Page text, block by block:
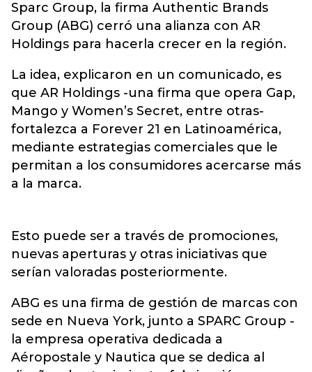
Sparc Group, la firma Authentic Brands
Group (ABG) cerró una alianza con AR
Holdings para hacerla crecer en la región.
La idea, explicaron en un comunicado, es
que AR Holdings -una firma que opera Gap,
Mango y Women’s Secret, entre otras-
fortalezca a Forever 21 en Latinoamérica,
mediante estrategias comerciales que le
permitan a los consumidores acercarse más
a la marca.
Esto puede ser a través de promociones,
nuevas aperturas y otras iniciativas que
serían valoradas posteriormente.
ABG es una firma de gestión de marcas con
sede en Nueva York, junto a SPARC Group -
la empresa operativa dedicada a
Aéropostale y Nautica que se dedica al